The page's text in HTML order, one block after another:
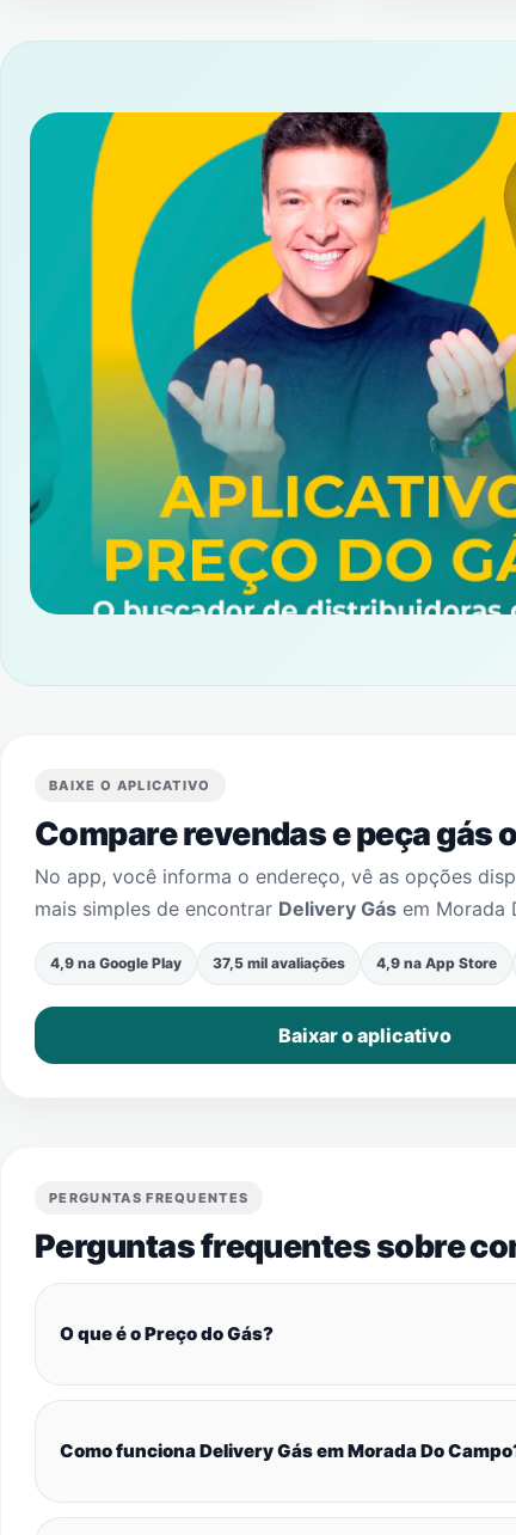
BAIXE O APLICATIVO
Compare revendas e peça gás
No app, você informa o endereço, vê as opções
mais simples de encontrar Delivery Gás em Morada
4,9 na Google Play 37,5 mil avaliações 4,9 na App Store
Baixar o aplicativo
PERGUNTAS FREQUENTES
Perguntas frequentes sobre
O que é o Preço do Gás?
Como funciona Delivery Gás em Morada Do